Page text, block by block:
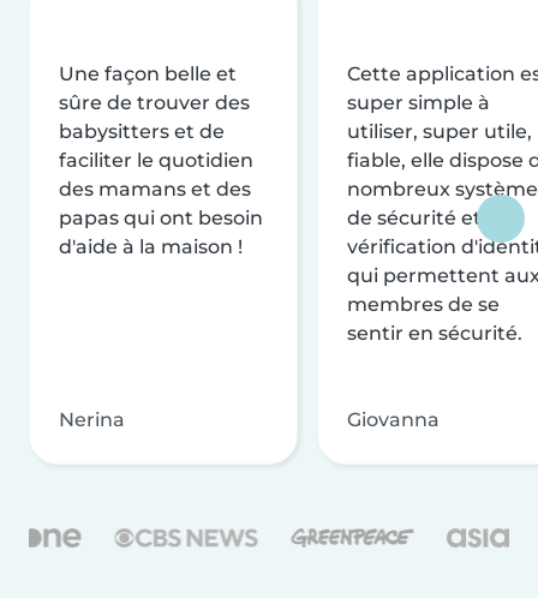
Une façon belle et
sûre de trouver des
babysitters et de
faciliter le quotidien
des mamans et des
papas qui ont besoin
d'aide à la maison !
Nerina
Cette application
super simple à
utiliser, super utile,
fiable, elle dispose
nombreux
de sécurité et de
vérification
qui permettent
membres de se
sentir en sécurité.
Giovanna